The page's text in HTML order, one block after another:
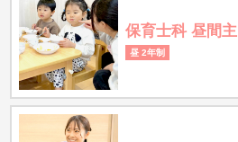
保育士科 昼間
昼 2年制